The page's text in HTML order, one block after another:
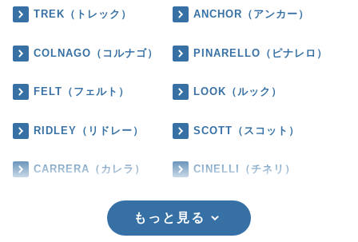
TREK（トレック） ANCHOR（アンカー）
COLNAGO（コルナゴ） PINARELLO（ピナレロ）
FELT（フェルト） LOOK（ルック）
RIDLEY（リドレー） SCOTT（スコット）
CARRERA（カレラ） CINELLI（チネリ）
もっと見る